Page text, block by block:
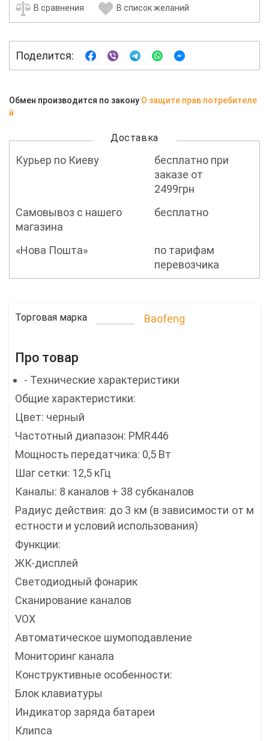
В сравнения В список желаний
Поделится:
Обмен производится по закону О защите прав потребителе
й
Доставка
Курьер по Киеву
бесплатно при
заказе от
2499грн
Самовывоз с нашего
магазина
бесплатно
«Нова Пошта»
по тарифам
перевозчика
Торговая марка Baofeng
Про товар
- Технические характеристики
Общие характеристики:
Цвет: черный
Частотный диапазон: PMR446
Мощность передатчика: 0,5 Вт
Шаг сетки: 12,5 кГц
Каналы: 8 каналов + 38 субканалов
Радиус действия: до 3 км (в зависимости от м
естности и условий использования)
Функции:
ЖК-дисплей
Светодиодный фонарик
Сканирование каналов
VOX
Автоматическое шумоподавление
Мониторинг канала
Конструктивные особенности:
Блок клавиатуры
Индикатор заряда батареи
Клипса